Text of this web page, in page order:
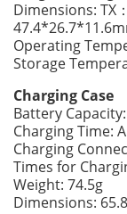
Dimensions: TX
Operating
Storage
Charging Case
Battery
Charging Time:
Charging
Times for
Weight: 74.5g
Dimensions: